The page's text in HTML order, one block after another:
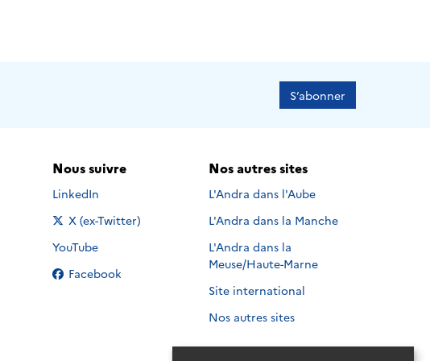
S’abonner
Nous suivre
Nous suivre sur
LinkedIn
Nous suivre sur
X (ex-Twitter)
Nous suivre sur
YouTube
Nous suivre sur
Facebook
Nos autres sites
L'Andra dans l'Aube
L'Andra dans la Manche
L'Andra dans la
Meuse/Haute-Marne
Site international
Nos autres sites